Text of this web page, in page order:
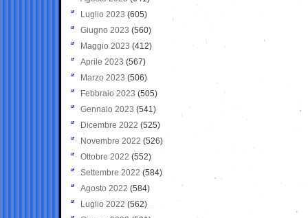
Luglio 2023 (605)
Giugno 2023 (560)
Maggio 2023 (412)
Aprile 2023 (567)
Marzo 2023 (506)
Febbraio 2023 (505)
Gennaio 2023 (541)
Dicembre 2022 (525)
Novembre 2022 (526)
Ottobre 2022 (552)
Settembre 2022 (584)
Agosto 2022 (584)
Luglio 2022 (562)